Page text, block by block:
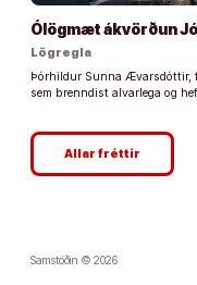
Ólögmæt ákvörðun
Lögregla
Þórhildur Sunna Ævarsdóttir,
sem brenndist alvarlega og
Allar fréttir
Samstöðin © 2026